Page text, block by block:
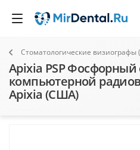
Стоматологические
Apixia PSP Фосфорный
компьютерной
Apixia (США)